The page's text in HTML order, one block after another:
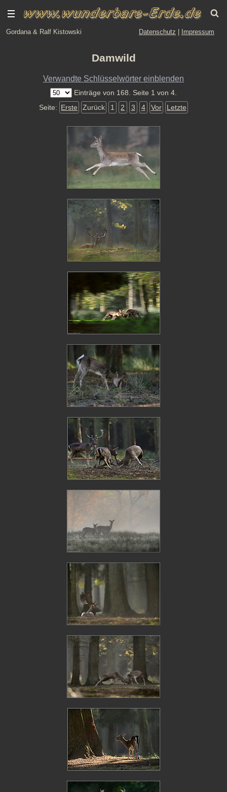
Gordana & Ralf Kistowski Datenschutz Impressum
Damwild
Verwandte Schlüsselwörter einblenden
Einträge von 168. Seite 1 von 4.
Seite: Erste Zurück 1 2 3 4 Vor Letzte